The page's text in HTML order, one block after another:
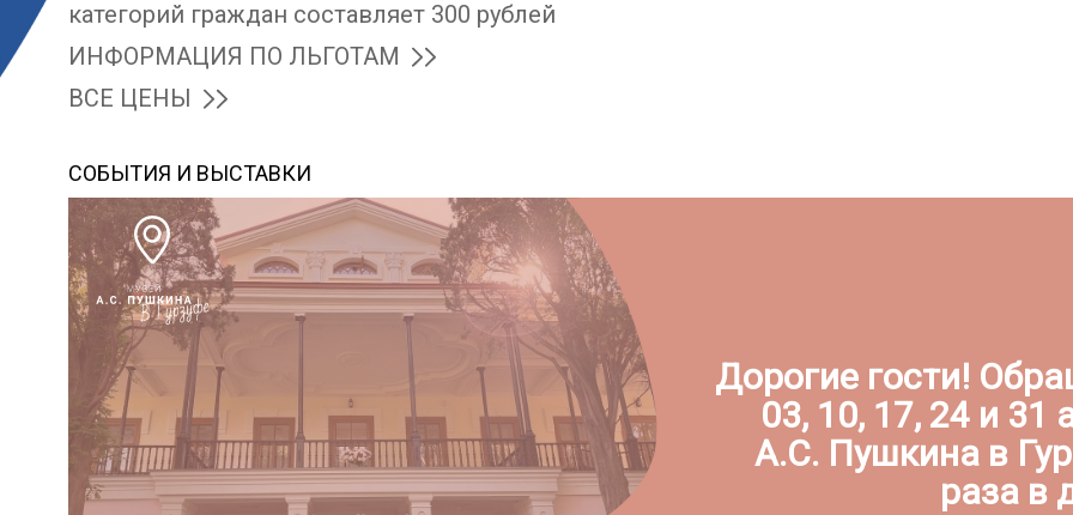
категорий граждан составляет 300 рублей
ИНФОРМАЦИЯ ПО ЛЬГОТАМ
ВСЕ ЦЕНЫ
СОБЫТИЯ И ВЫСТАВКИ
Дорогие гости!
03, 10, 17, 24 и 31
А.С. Пушкина в
раза в